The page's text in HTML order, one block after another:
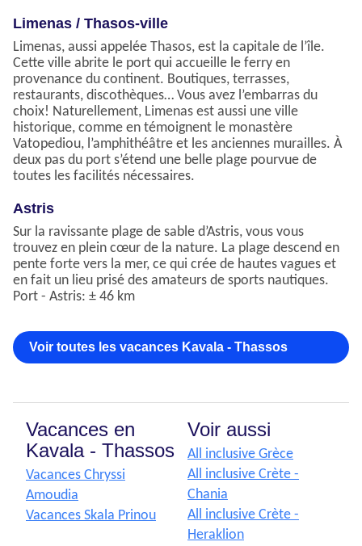
Limenas / Thasos-ville
Limenas, aussi appelée Thasos, est la capitale de l’île.
Cette ville abrite le port qui accueille le ferry en
provenance du continent. Boutiques, terrasses,
restaurants, discothèques… Vous avez l’embarras du
choix! Naturellement, Limenas est aussi une ville
historique, comme en témoignent le monastère
Vatopediou, l’amphithéâtre et les anciennes murailles. À
deux pas du port s’étend une belle plage pourvue de
toutes les facilités nécessaires.
Astris
Sur la ravissante plage de sable d’Astris, vous vous
trouvez en plein cœur de la nature. La plage descend en
pente forte vers la mer, ce qui crée de hautes vagues et
en fait un lieu prisé des amateurs de sports nautiques.
Port - Astris: ± 46 km
Voir toutes les vacances Kavala - Thassos
Vacances en
Kavala - Thassos
Vacances Chryssi
Amoudia
Vacances Skala Prinou
Voir aussi
All inclusive Grèce
All inclusive Crète -
Chania
All inclusive Crète -
Heraklion